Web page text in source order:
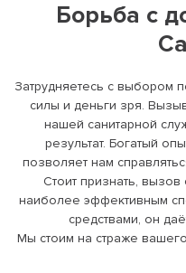
Борьба с
Затрудняетесь с выбором
силы и деньги зря.
нашей санитарной
результат. Богатый
позволяет нам
Стоит признать,
наиболее эффективным
средствами, он
Мы стоим на страже